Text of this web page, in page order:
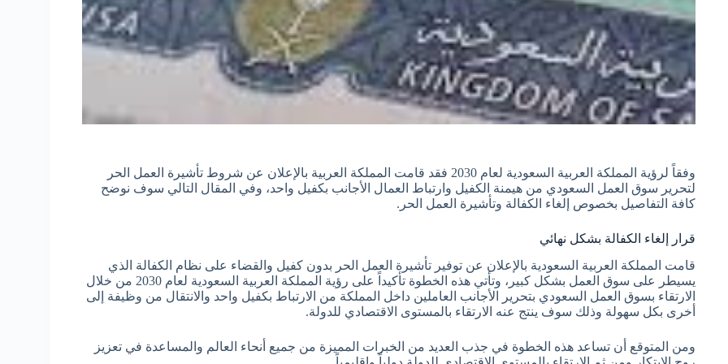
وفقاً لرؤية المملكة العربية السعودية لعام 2030 فقد قامت المملكة العربية بالإعلان عن شروط تأشيرة العمل الحر
لتحرير سوق العمل السعودي من هيمنة الكفيل وارتباط العمال الأجانب بكفيل واحد، وفي المقال التالي سوف نوضح
كافة التفاصيل بخصوص إلغاء الكفالة وتأشيرة العمل الحر.
قرار إلغاء الكفالة بشكل نهائي
قامت المملكة العربية السعودية بالإعلان عن توفير تأشيرة العمل الحر بدون كفيل والقضاء على نظام الكفالة الذي
يسيطر على سوق العمل بشكل كبير، وتأتي هذه الخطوة تأكيداً على رؤية المملكة العربية السعودية لعام 2030 من خلال
الارتقاء بسوق العمل السعودي بتحرير الأجانب العاملين داخل المملكة من الارتباط بكفيل واحد والانتقال من وظيفة إلى
أخرى بكل سهولة وذلك سوف ينتج عنه الارتقاء بالمستوى الاقتصادي للدولة.
ومن المتوقع أن تساعد هذه الخطوة في جذب العديد من الخبرات المميزة من جميع أنحاء العالم والمساعدة في تعزيز